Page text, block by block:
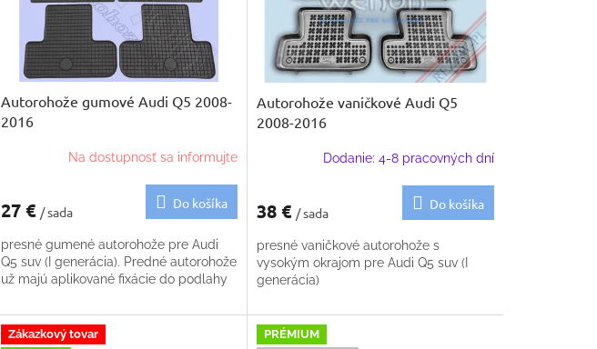
Autorohože gumové Audi Q5 2008-
2016
Na dostupnosť sa informujte
27 € / sada
Do košíka
presné gumené autorohože pre Audi
Q5 suv (I generácia). Predné autorohože
už majú aplikované fixácie do podlahy
Autorohože vaničkové Audi Q5
2008-2016
Dodanie: 4-8 pracovných dní
38 € / sada
Do košíka
presné vaničkové autorohože s
vysokým okrajom pre Audi Q5 suv (I
generácia)
Zákazkový tovar
PRÉMIUM